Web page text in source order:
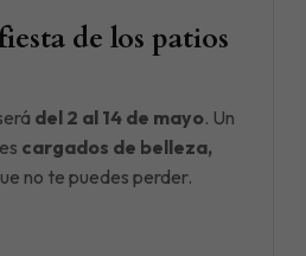
de los patios
del 2 al 14 de mayo. Un
cargados de belleza,
no te puedes perder.